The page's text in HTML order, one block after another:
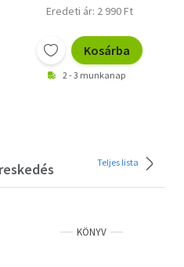
Eredeti ár: 2 990 Ft
Kosárba
2 - 3 munkanap
Teljes lista
KÖNYV